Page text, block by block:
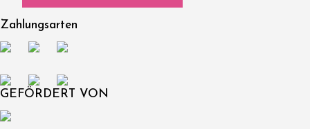
Zahlungsarten
GEFÖRDERT VON